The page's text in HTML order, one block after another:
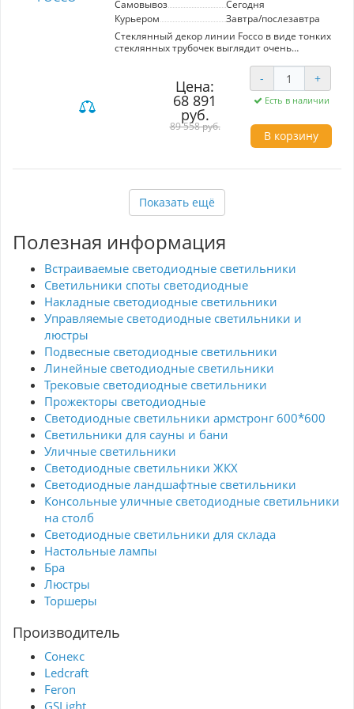
Самовывоз
Сегодня
Курьером
Завтра/послезавтра
Стеклянный декор линии Focco в виде тонких
стеклянных трубочек выглядит очень
бронзового цвета. Высококачественное стекло
не уступает хрусталю по своим качествам: свет
будет мерцать и переливаться, усиливая
великолепное рассеивание.
Цена:
68 891
руб.
89 558 руб.
- +
Есть в наличии
В корзину
Показать ещё
Полезная информация
Встраиваемые светодиодные светильники
Светильники споты светодиодные
Накладные светодиодные светильники
Управляемые светодиодные светильники и
люстры
Подвесные светодиодные светильники
Линейные светодиодные светильники
Трековые светодиодные светильники
Прожекторы светодиодные
Светодиодные светильники армстронг 600*600
Светильники для сауны и бани
Уличные светильники
Светодиодные светильники ЖКХ
Светодиодные ландшафтные светильники
Консольные уличные светодиодные светильники
на столб
Светодиодные светильники для склада
Настольные лампы
Бра
Люстры
Торшеры
Производитель
Сонекс
Ledcraft
Feron